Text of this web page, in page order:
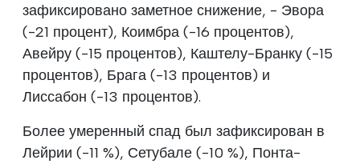
зафиксировано заметное снижение, - Эвора
(-21 процент), Коимбра (-16 процентов),
Авейру (-15 процентов), Каштелу-Бранку (-15
процентов), Брага (-13 процентов) и
Лиссабон (-13 процентов).
Более умеренный спад был зафиксирован в
Лейрии (-11 %), Сетубале (-10 %), Понта-